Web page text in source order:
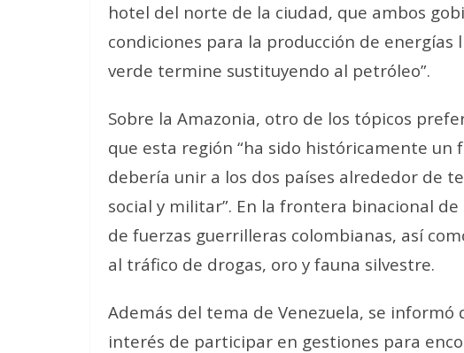
hotel del norte de la ciudad, que ambos
condiciones para la producción de energías
verde termine sustituyendo al petróleo”.
Sobre la Amazonia, otro de los tópicos
que esta región “ha sido históricamente
debería unir a los dos países alrededor de
social y militar”. En la frontera binacional
de fuerzas guerrilleras colombianas, así
al tráfico de drogas, oro y fauna silvestre.
Además del tema de Venezuela, se
interés de participar en gestiones para